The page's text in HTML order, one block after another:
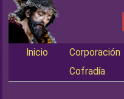
Main menu
Inicio Corporación
Cofradía